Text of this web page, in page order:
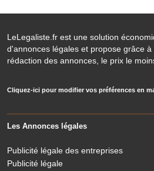
LeLegaliste.fr est une solution
d'annonces légales et propose grâce
rédaction des annonces, le prix le
Cliquez-ici pour modifier vos préférences en
Les Annonces légales
Publicité légale des entreprises
Publicité légale